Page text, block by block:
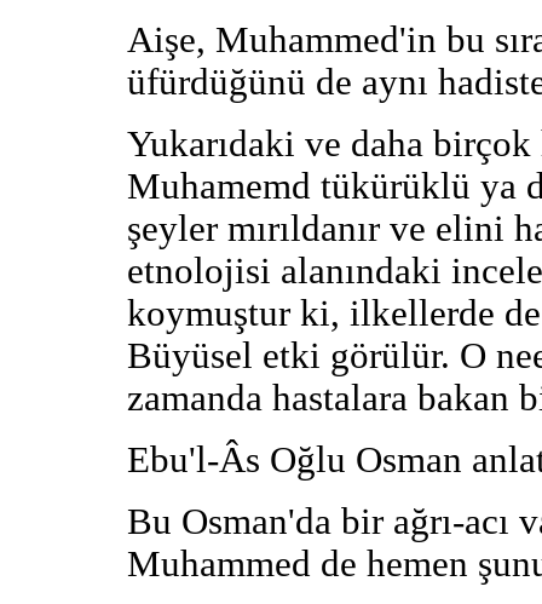
Aişe, Muhammed'in bu
üfürdüğünü de aynı
Yukarıdaki ve daha birçok
Muhamemd tükürüklü ya
şeyler mırıldanır ve elini
etnolojisi alanındaki
koymuştur ki, ilkellerde
Büyüsel etki görülür. O
zamanda hastalara bakan
Ebu'l-Âs Oğlu Osman
Bu Osman'da bir ağrı-acı
Muhammed de hemen